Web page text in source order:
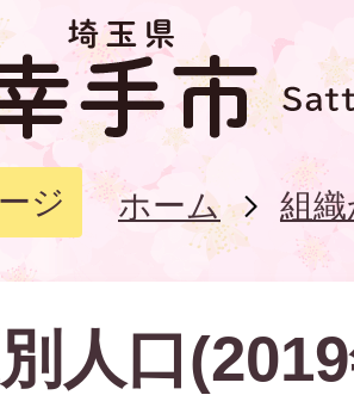
ジ ホーム 組
人口